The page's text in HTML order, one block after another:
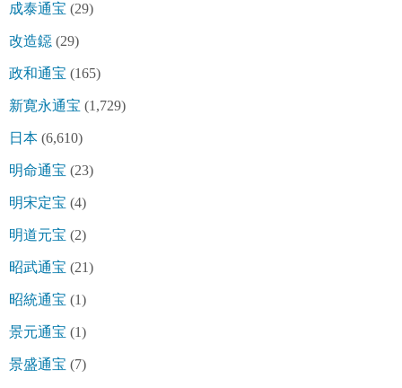
成泰通宝 (29)
改造鐚 (29)
政和通宝 (165)
新寛永通宝 (1,729)
日本 (6,610)
明命通宝 (23)
明宋定宝 (4)
明道元宝 (2)
昭武通宝 (21)
昭統通宝 (1)
景元通宝 (1)
景盛通宝 (7)